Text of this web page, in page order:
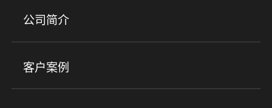
金融行业
产品
小程序商城 ERP 企微SCRM
社群圈子
公司简介
客户案例